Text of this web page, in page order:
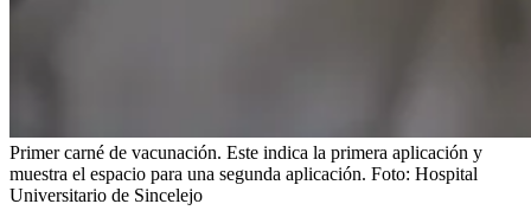
Primer carné de vacunación. Este indica la primera aplicación y
muestra el espacio para una segunda aplicación. Foto: Hospital
Universitario de Sincelejo